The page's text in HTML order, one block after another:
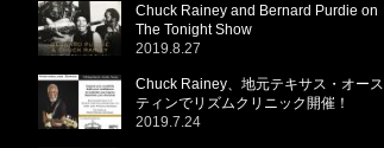
Chuck Rainey and Bernard Purdie on
The Tonight Show
2019.8.27
Chuck Rainey、地元テキサス・オース
ティンでリズムクリニック開催！
2019.7.24